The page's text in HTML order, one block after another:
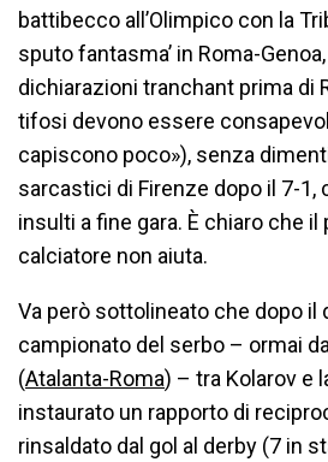
battibecco all’Olimpico con la
sputo fantasma’ in Roma-
dichiarazioni tranchant prima di
tifosi devono essere
capiscono poco»), senza
sarcastici di Firenze dopo il 7-1,
insulti a fine gara. È chiaro che
calciatore non aiuta.
Va però sottolineato che dopo il
campionato del serbo – ormai
(Atalanta-Roma) – tra Kolarov e
instaurato un rapporto di
rinsaldato dal gol al derby (7 in